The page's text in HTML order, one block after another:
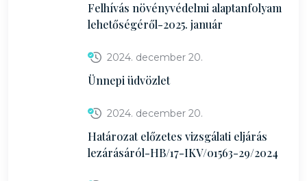
Felhívás növényvédelmi alaptanfolyam
lehetőségéről-2025. január
2024. december 20.
Ünnepi üdvözlet
2024. december 20.
Határozat előzetes vizsgálati eljárás
lezárásáról-HB/17-IKV/01563-29/2024